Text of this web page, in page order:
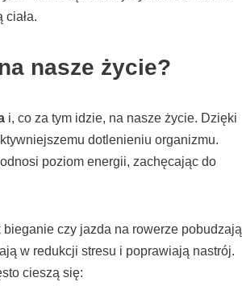
nasze życie?
i, co za tym idzie, na nasze życie. Dzięki
dotlenieniu organizmu.
poziom energii, zachęcając do
czy jazda na rowerze pobudzają
w redukcji stresu i poprawiają nastrój.
cieszą się: